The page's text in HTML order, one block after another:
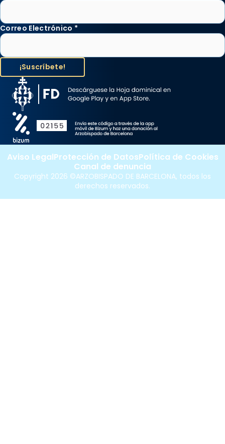
Correo Electrónico *
Copyright 2026 ©ARZOBISPADO DE BARCELONA, todos los
derechos reservados.
Aviso LegalProtección de DatosPolítica de Cookies
Canal de denuncia